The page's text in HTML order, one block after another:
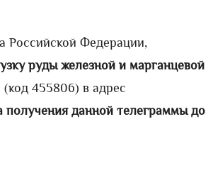
Российской Федерации,
руды железной и марганцевой
455806) в адрес
получения данной телеграммы до